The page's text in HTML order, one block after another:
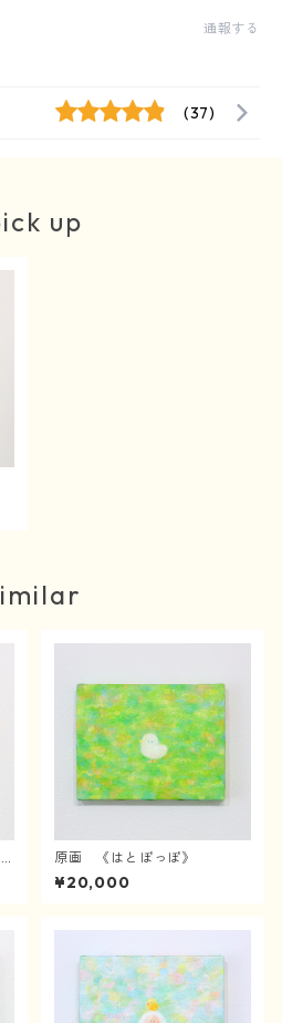
通報する
(37)
up
原画 《はとぽっぽ》
¥20,000